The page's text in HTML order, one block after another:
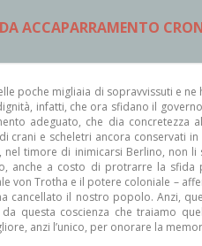
ACCAPARRAMENTO
poche migliaia di sopravvissuti e ne
infatti, che ora sfidano il
adeguato, che dia concretezza
crani e scheletri ancora conservati
nel timore di inimicarsi Berlino, non
anche a costo di protrarre la sfida
von Trotha e il potere coloniale –
cancellato il nostro popolo. Anzi,
da questa coscienza che traiamo
anzi l’unico, per onorare la